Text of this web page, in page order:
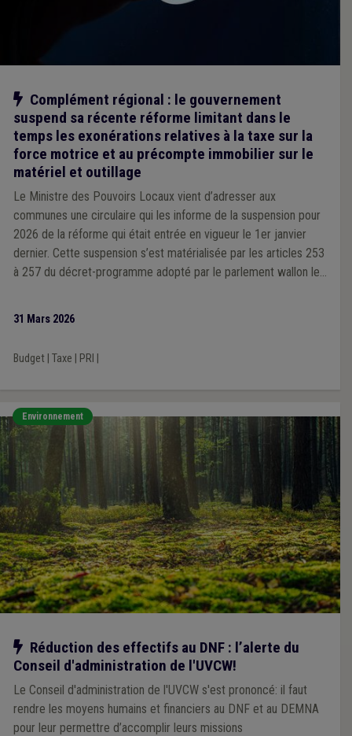
Notre action
Complément régional : le gouvernement
suspend sa récente réforme limitant dans le
temps les exonérations relatives à la taxe sur la
force motrice et au précompte immobilier sur le
matériel et outillage
Le Ministre des Pouvoirs Locaux vient d’adresser aux
communes une circulaire qui les informe de la suspension pour
2026 de la réforme qui était entrée en vigueur le 1er janvier
dernier. Cette suspension s’est matérialisée par les articles 253
à 257 du décret-programme adopté par le parlement wallon le
31 Mars 2026
Budget| Taxe PRI
Environnement
Notre action
Réduction des effectifs au DNF : l’alerte du
Conseil d'administration de l'UVCW!
Le Conseil d'administration de l'UVCW s'est prononcé: il faut
rendre les moyens humains et financiers au DNF et au DEMNA
pour leur permettre d’accomplir leurs missions